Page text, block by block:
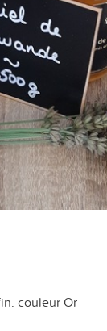
couleur Or